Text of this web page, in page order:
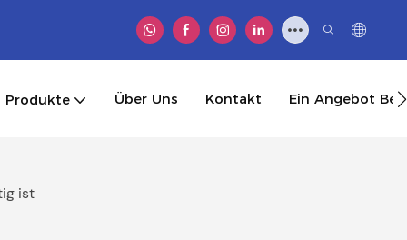
Produkte Über Uns Kontakt Ein Angebot
ist